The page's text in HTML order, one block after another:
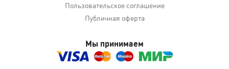
Пользовательское соглашение
Публичная оферта
Мы принимаем